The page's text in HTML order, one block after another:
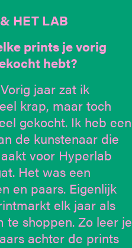
HET LAB
prints je vorig
hebt?
Vorig jaar zat ik
krap, maar toch
gekocht. Ik heb een
de kunstenaar die
voor Hyperlab
Het was een
en paars. Eigenlijk
elk jaar als
te shoppen. Zo leer je
achter de prints